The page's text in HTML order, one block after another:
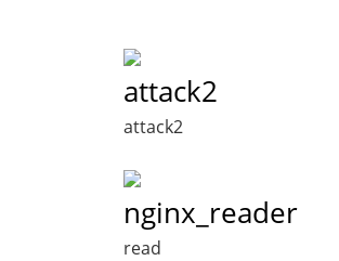
attack2
attack2
nginx_reader
read